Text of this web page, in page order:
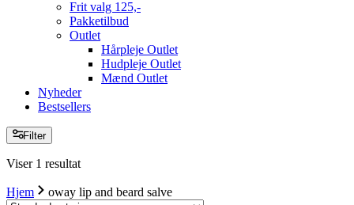
Frit valg 125,-
Pakketilbud
Outlet
Hårpleje Outlet
Hudpleje Outlet
Mænd Outlet
Nyheder
Bestsellers
Filter
Viser 1 resultat
Hjem oway lip and beard salve